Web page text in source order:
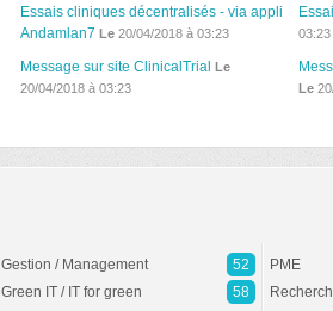
Essais cliniques décentralisés - via appli
Andamlan7 Le20/04/2018 à 03:23
03:23
Message sur site ClinicalTrial Le
20/04/2018 à 03:23
Le
Gestion / Management
52
Green IT / IT for green
58
PME